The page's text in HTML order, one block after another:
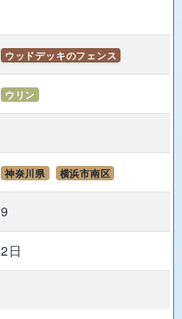
ウッドデッキのフェンス
ウリン
神奈川県 横浜市南区
9
2日